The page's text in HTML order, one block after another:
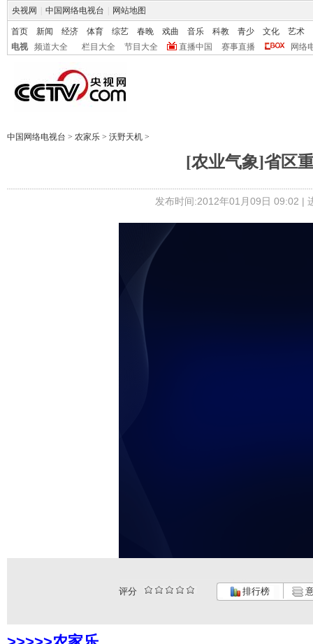
央视网 中国网络电视台 网站地图
首页 新闻 经济 体育 综艺 春晚 戏曲 音乐 科教 青少 文化
艺术
电视
频道大全 栏目大全 节目大全 直播中国 赛事直播 网络
中国网络电视台 > 农家乐 > 沃野天机 >
[农业气象]省区
发布时间:2012年01月09日 09:02 |
评分 排行榜